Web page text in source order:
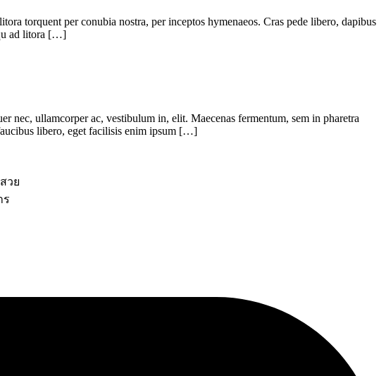
torquent per conubia nostra, per inceptos hymenaeos. Cras pede libero, dapibus
ad litora […]
nec, ullamcorper ac, vestibulum in, elit. Maecenas fermentum, sem in pharetra
libero, eget facilisis enim ipsum […]
วย
ร